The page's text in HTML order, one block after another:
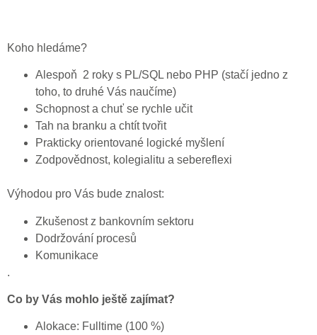
Koho hledáme?
Alespoň 2 roky s PL/SQL nebo PHP (stačí jedno z
toho, to druhé Vás naučíme)
Schopnost a chuť se rychle učit
Tah na branku a chtít tvořit
Prakticky orientované logické myšlení
Zodpovědnost, kolegialitu a sebereflexi
Výhodou pro Vás bude znalost:
Zkušenost z bankovním sektoru
Dodržování procesů
Komunikace
.
Co by Vás mohlo ještě zajímat?
Alokace: Fulltime (100 %)